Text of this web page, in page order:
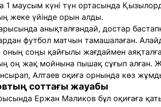
1 маусым күні түн ортасында
жеке үйінде орын алды.
анықталғандай, достар
футбол матчын тамашалаған.
оның соңы қайғылы жағдаймен
оң жақ мойнына пышақ сұғып алған.
Алтаев оқиға орнында көз
соттағы жауабы
Ержан Маликов бұл оқиғаға